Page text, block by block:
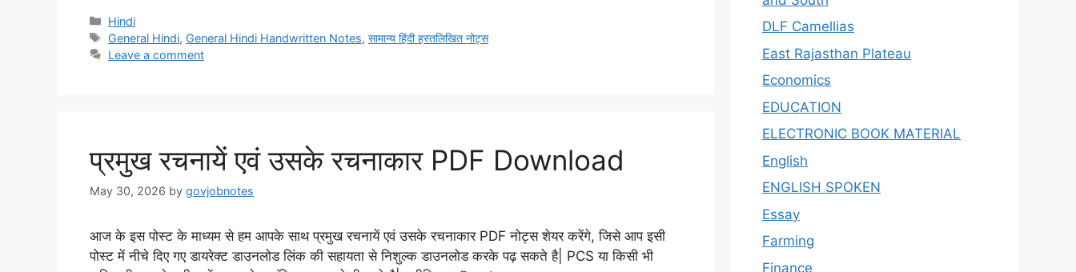
Categories
Hindi
Tags
General Hindi, General Hindi Handwritten Notes,सामान्य हिंदी हस्तलिखित नोट्स
Leave a comment
प्रमुख रचनायें एवं उसके रचनाकार PDF Download
May 30, 2026 by govjobnotes
आज के इस पोस्ट के माध्यम से हम आपके साथ प्रमुख रचनायें एवं उसके रचनाकार PDF नोट्स शेयर करेंगे, जिसे आप इसी
पोस्ट में नीचे दिए गए डायरेक्ट डाउनलोड लिंक की सहायता से निशुल्क डाउनलोड करके पढ़ सकते है| PCS या किसी भी
DLF Camellias
East Rajasthan Plateau
Economics
EDUCATION
ELECTRONIC BOOK MATERIAL
English
ENGLISH SPOKEN
Essay
Farming
Finance